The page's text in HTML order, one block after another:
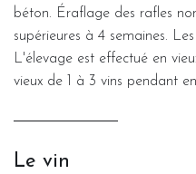
béton. Éraflage des rafles
supérieures à 4 semaines.
L'élevage est effectué en
vieux de 1 à 3 vins pendant
Le vin